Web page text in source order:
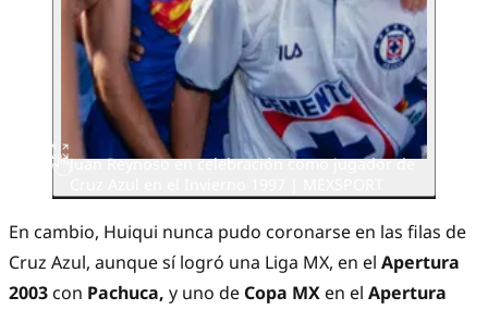
Juan Reynoso en celebración como jugador de
En cambio, Huiqui nunca pudo coronarse en las filas de
Cruz Azul, aunque sí logró una Liga MX, en el Apertura
2003 con Pachuca, y uno de Copa MX en el Apertura